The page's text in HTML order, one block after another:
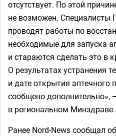
отсутствует. По этой
не возможен. Специалисты
проводят работы по
необходимые для запуска
и стараются сделать это в
О результатах устранения
и дате открытия аптечного
сообщено дополнительно»,
в региональном Минздраве.
Ранее Nord-News сообщал об